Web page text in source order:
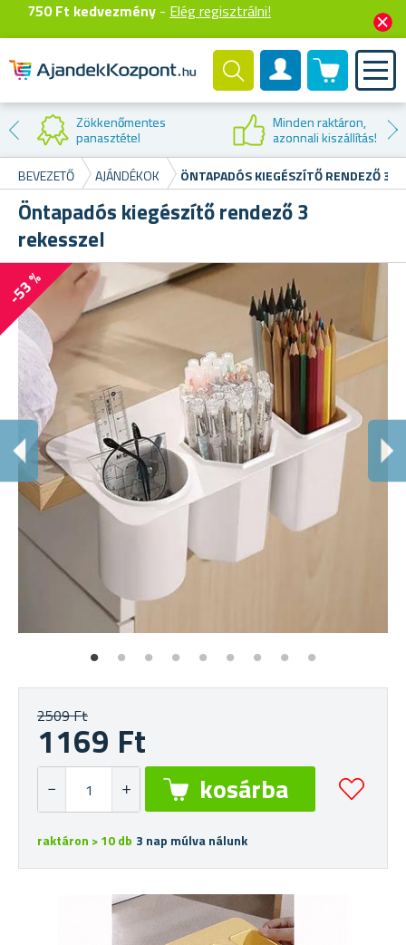
750 Ft kedvezmény - Elég regisztrálni!
Felhasználók fiók
0 termék
Kedvezmény az
első vásárláskor
BEVEZETŐ AJÁNDÉKOK ÖNTAPADÓS KIEGÉSZÍTŐ RENDEZŐ 3
Öntapadós kiegészítő rendező 3
rekesszel
-53 %
2509 Ft
1169 Ft
raktáron > 10 db 3 nap múlva nálunk